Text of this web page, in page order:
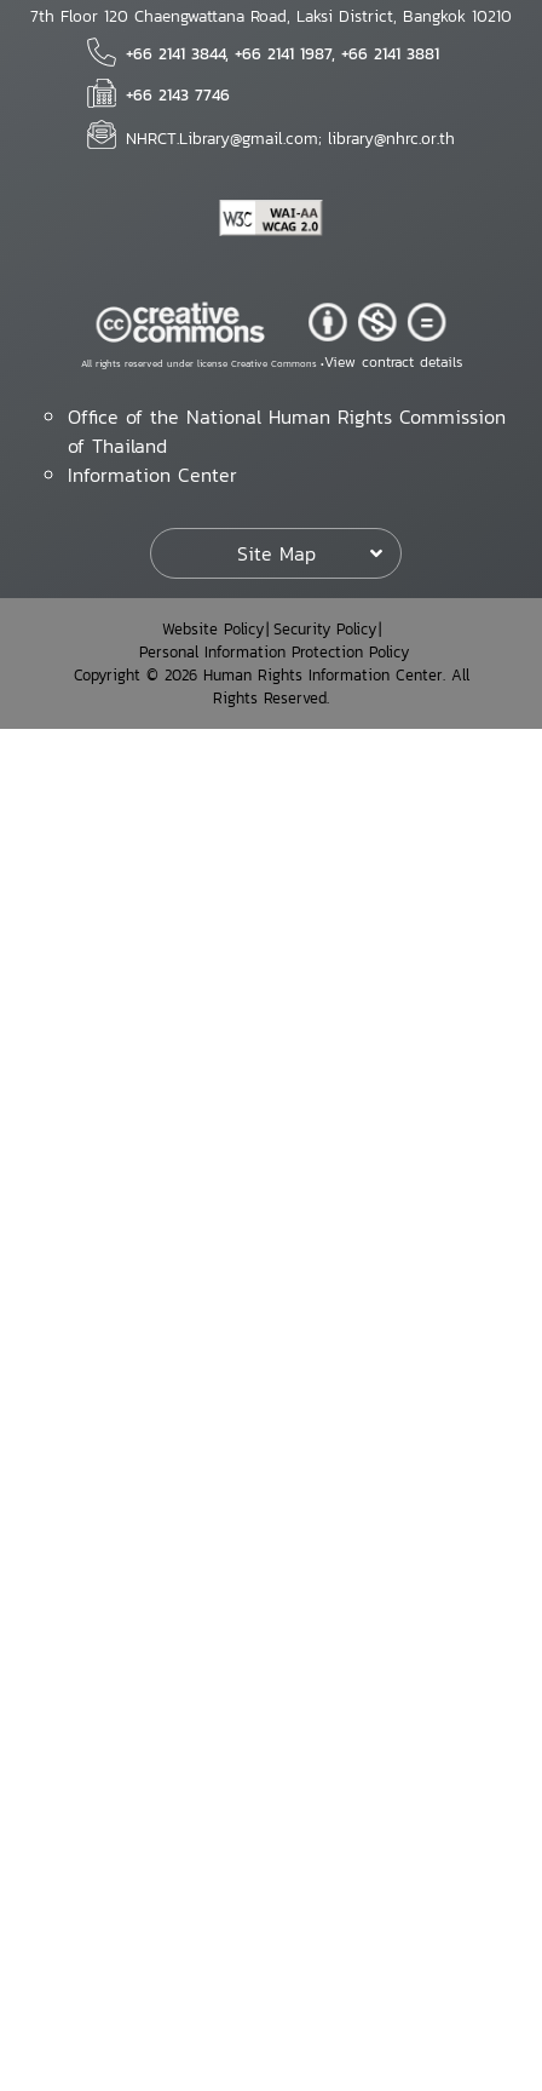
7th Floor 120 Chaengwattana Road, Laksi District, Bangkok 10210
+66 2141 3844, +66 2141 1987, +66 2141 3881
+66 2143 7746
NHRCT.Library@gmail.com; library@nhrc.or.th
All rights reserved under license Creative Commons •View contract details
Office of the National Human Rights Commission
of Thailand
Information Center
Site Map
Website Policy Security Policy
Personal Information Protection Policy
Copyright © 2026 Human Rights Information Center. All
Rights Reserved.